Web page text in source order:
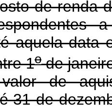
de renda
aquela data
1ode
de
31 de